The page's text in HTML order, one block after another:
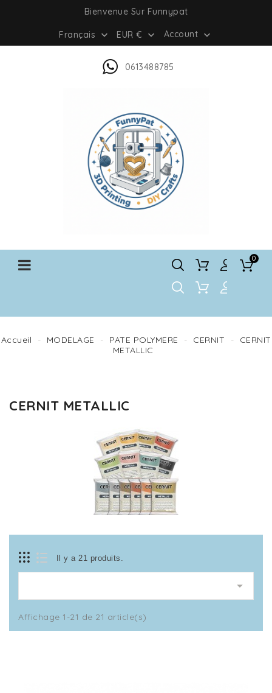
Bienvenue Sur Funnypat
Français  EUR €  Account 
0613488785
0
Accueil MODELAGE PATE POLYMERE CERNIT
CERNIT
METALLIC
CERNIT METALLIC
Il y a 21 produits.

Affichage 1-21 de 21 article(s)